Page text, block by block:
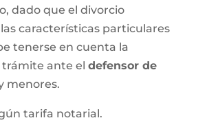
dado que el divorcio
características particulares
tenerse en cuenta la
ante el defensor de
menores.
tarifa notarial.